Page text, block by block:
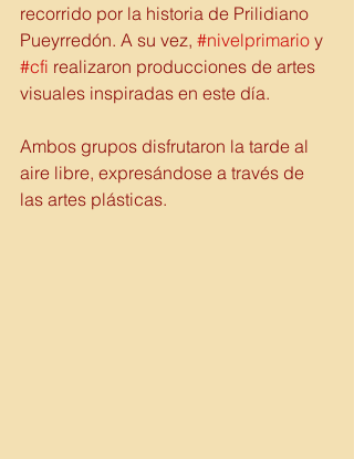
recorrido por la historia de Prilidiano
Pueyrredón. A su vez, #nivelprimario y
#cfi realizaron producciones de artes
visuales inspiradas en este día.
Ambos grupos disfrutaron la tarde al
aire libre, expresándose a través de
las artes plásticas.